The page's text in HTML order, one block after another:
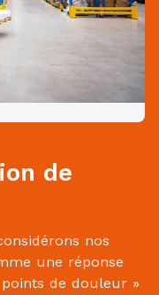
de
nos
une réponse
de douleur »